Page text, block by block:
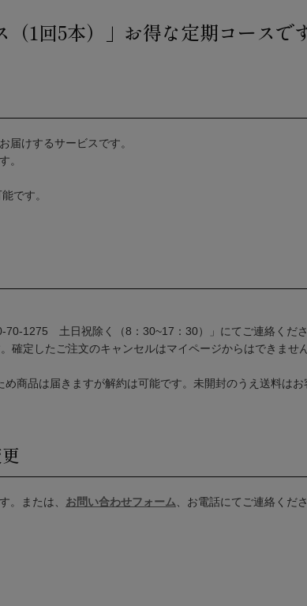
（1回5本）」お得な定期コースで
届けするサービスです。
。
です。
70-1275 土日祝除く（8：30~17：30）」にてご連絡くだ
確定したご注文のキャンセルはマイページからはできませ
商品は届きますが解約は可能です。未開封のうえ送料は
。または、 お問い合わせフォーム、お電話にてご連絡くだ